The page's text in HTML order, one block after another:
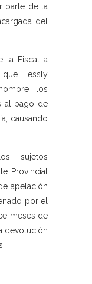
parte de la
del
la Fiscal a
Lessly
los
al pago de
causando
sujetos
Provincial
apelación
por el
meses de
devolución